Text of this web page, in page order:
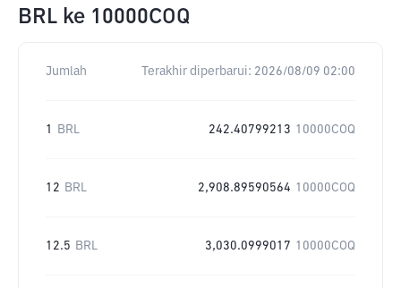
BRL ke 10000COQ
Jumlah Terakhir diperbarui: 2026/08/09 02:00
1 BRL 242.40799213 10000COQ
12 BRL 2,908.89590564 10000COQ
12.5 BRL 3,030.0999017 10000COQ